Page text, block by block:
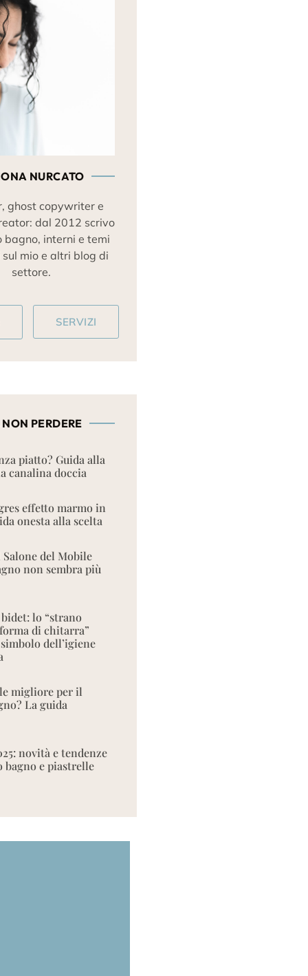
NURCATO
ghost copywriter e
dal 2012 scrivo
bagno, interni e temi
mio e altri blog di
settore.
SERVIZI
PERDERE
piatto? Guida alla
canalina doccia
effetto marmo in
onesta alla scelta
Salone del Mobile
non sembra più
lo “strano
di chitarra”
dell’igiene
migliore per il
La guida
novità e tendenze
bagno e piastrelle